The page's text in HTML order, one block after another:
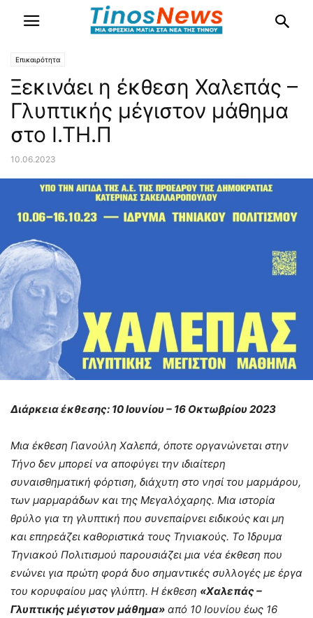
Επικαιρότητα
Ξεκινάει η έκθεση Χαλεπάς –
Γλυπτικής μέγιστον μάθημα
στο Ι.ΤΗ.Π
10.06.2023
Διάρκεια έκθεσης: 10 Ιουνίου – 16 Οκτωβρίου 2023
Μια έκθεση Γιανούλη Χαλεπά, όποτε οργανώνεται στην
Τήνο δεν μπορεί να αποφύγει την ιδιαίτερη
συναισθηματική φόρτιση, διάχυτη στο νησί του μαρμάρου,
των μαρμαράδων και της Μεγαλόχαρης. Μια ιστορία
θρύλο για τη γλυπτική που συνεπαίρνει ειδικούς και μη
και επηρεάζει καθοριστικά τους Τηνιακούς. Το Ίδρυμα
Τηνιακού Πολιτισμού παρουσιάζει μια νέα έκθεση που
ενώνει για πρώτη φορά δυο σημαντικές συλλογές με έργα
του κορυφαίου μας γλύπτη. Η έκθεση «Χαλεπάς –
Γλυπτικής μέγιστον μάθημα» από 10 Ιουνίου έως 16